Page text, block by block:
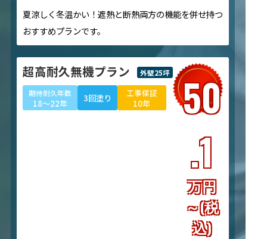
夏涼しく冬温かい！遮熱と断熱両方の機能を併せ持つ
おすすめプランです。
超高耐久無機プラン
外壁25坪
期待耐久年数
18～22年 3回塗り 工事保証
10年
50
.1
万円
～(税
込)